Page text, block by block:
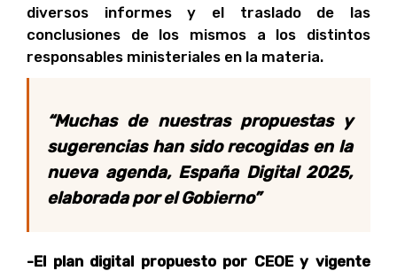
diversos informes y el traslado de las
conclusiones de los mismos a los distintos
responsables ministeriales en la materia.
“Muchas de nuestras propuestas y
sugerencias han sido recogidas en la
nueva agenda, España Digital 2025,
elaborada por el Gobierno”
-El plan digital propuesto por CEOE y vigente